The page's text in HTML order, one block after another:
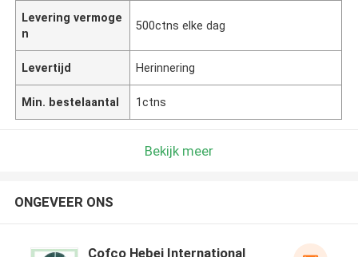
Levering vermoge
n
500ctns elke dag
Levertijd Herinnering
Min. bestelaantal 1ctns
Bekijk meer
ONGEVEER ONS
Cofco Hebei International